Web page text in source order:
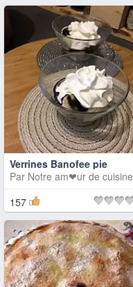
Verrines Banofee pie
Par Notre am❤ur de cuisine
157